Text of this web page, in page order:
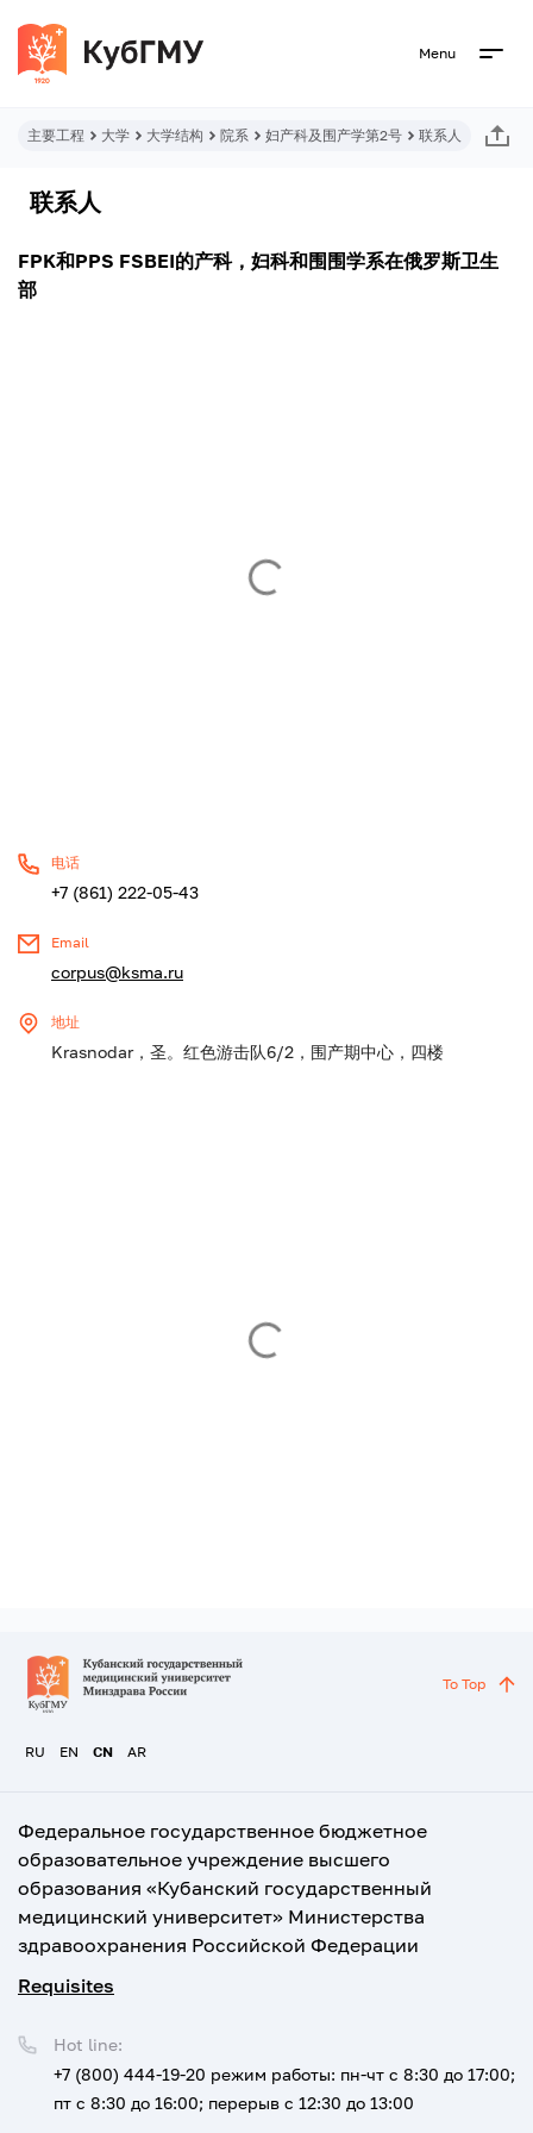
Menu
主要工程 大学 大学结构 院系 妇产科及围产学第2号 联系人
联系人
FPK和PPS FSBEI的产科，妇科和围围学系在俄罗斯卫生
部
电话
+7 (861) 222-05-43
Email
corpus@ksma.ru
地址
Krasnodar，圣。红色游击队6/2，围产期中心，四楼
RU EN CN AR
To Top
Федеральное государственное бюджетное
образовательное учреждение высшего
образования «Кубанский государственный
медицинский университет» Министерства
здравоохранения Российской Федерации
Requisites
Hot line:
+7 (800) 444-19-20 режим работы: пн-чт с 8:30 до 17:00;
пт с 8:30 до 16:00; перерыв с 12:30 до 13:00